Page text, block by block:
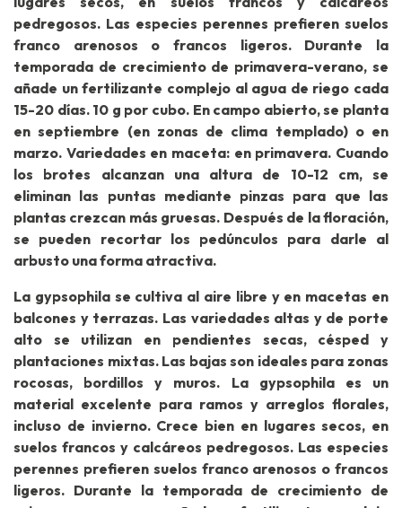
pedregosos. Las especies perennes prefieren suelos
franco arenosos o francos ligeros. Durante la
temporada de crecimiento de primavera-verano, se
añade un fertilizante complejo al agua de riego cada
15-20 días. 10 g por cubo. En campo abierto, se planta
en septiembre (en zonas de clima templado) o en
marzo. Variedades en maceta: en primavera. Cuando
los brotes alcanzan una altura de 10-12 cm, se
eliminan las puntas mediante pinzas para que las
plantas crezcan más gruesas. Después de la floración,
se pueden recortar los pedúnculos para darle al
arbusto una forma atractiva.
La gypsophila se cultiva al aire libre y en macetas en
balcones y terrazas. Las variedades altas y de porte
alto se utilizan en pendientes secas, césped y
plantaciones mixtas. Las bajas son ideales para zonas
rocosas, bordillos y muros. La gypsophila es un
material excelente para ramos y arreglos florales,
incluso de invierno. Crece bien en lugares secos, en
suelos francos y calcáreos pedregosos. Las especies
perennes prefieren suelos franco arenosos o francos
ligeros. Durante la temporada de crecimiento de